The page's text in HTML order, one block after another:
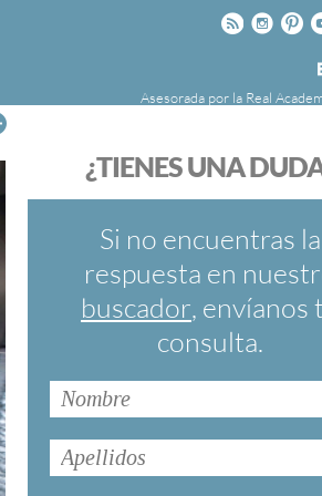
Rss
Asesorada por la Real
FundéuRAE es una fundación
cuyo objetivo es colaborar con el
español en los medios de
Internet.
¿TIENES UNA
Si no encuentras la
respuesta en
buscador, envíanos
consulta.